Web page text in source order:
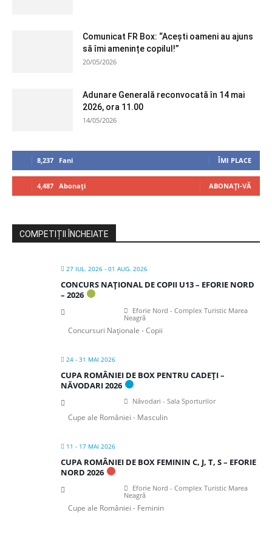
Comunicat FR Box: “Acești oameni au ajuns
să îmi amenințe copilul!”
20/05/2026
Adunare Generală reconvocată în 14 mai
2026, ora 11.00
14/05/2026
8,237 Fani ÎMI PLACE
4,487 Abonați ABONAȚI-VĂ
COMPETIȚII ÎNCHEIATE
27 IUL. 2026 - 01 AUG. 2026
CONCURS NAȚIONAL DE COPII U13 – EFORIE NORD
– 2026
Eforie Nord - Complex Turistic Marea
Neagră
Concursuri Naționale - Copii
24 - 31 MAI 2026
CUPA ROMÂNIEI DE BOX PENTRU CADEȚI –
NĂVODARI 2026
Năvodari - Sala Sporturilor
Cupe ale României - Masculin
11 - 17 MAI 2026
CUPA ROMÂNIEI DE BOX FEMININ C, J, T, S – EFORIE
NORD 2026
Eforie Nord - Complex Turistic Marea
Neagră
Cupe ale României - Feminin